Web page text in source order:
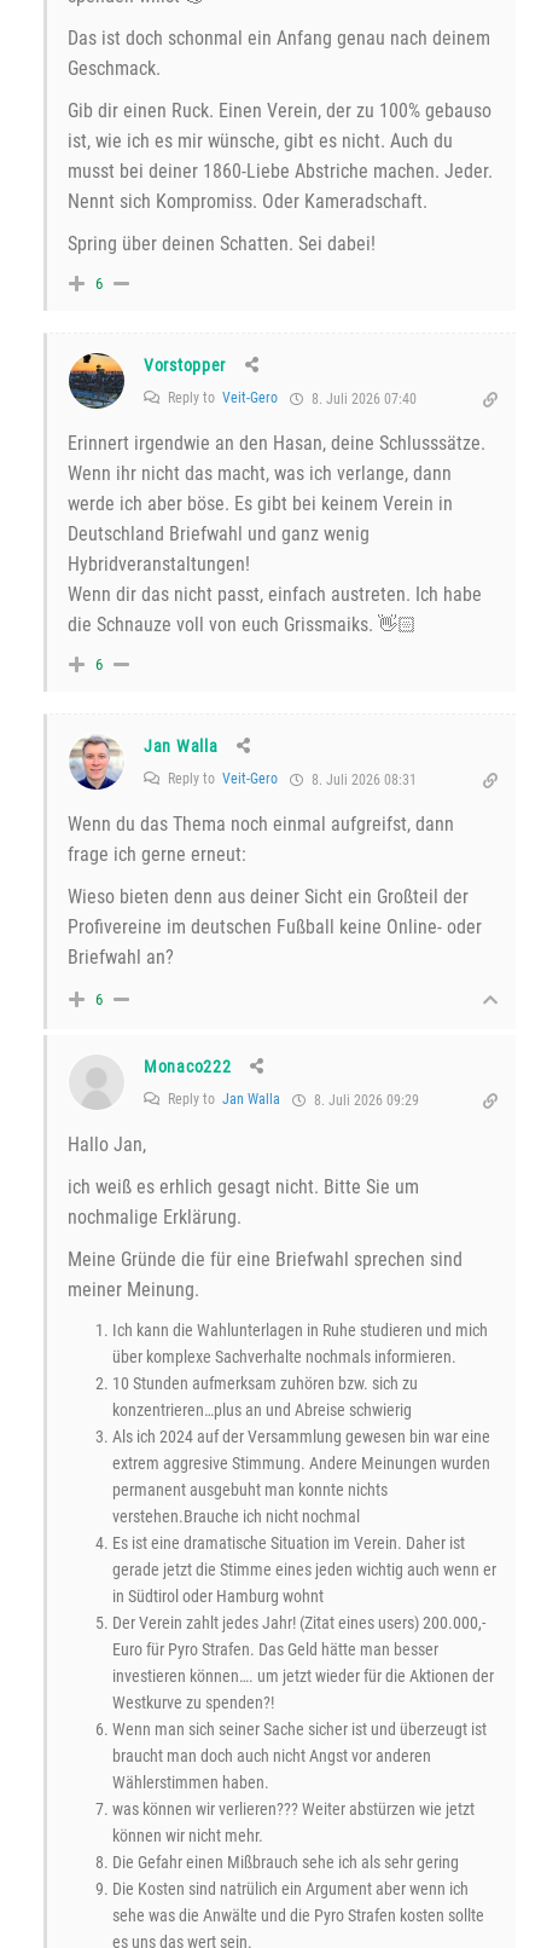
Das ist doch schonmal ein Anfang genau nach deinem
Geschmack.
Gib dir einen Ruck. Einen Verein, der zu 100% gebauso
ist, wie ich es mir wünsche, gibt es nicht. Auch du
musst bei deiner 1860-Liebe Abstriche machen. Jeder.
Nennt sich Kompromiss. Oder Kameradschaft.
Spring über deinen Schatten. Sei dabei!
6
Vorstopper
Reply to Veit-Gero 8. Juli 2026 07:40
Erinnert irgendwie an den Hasan, deine Schlusssätze.
Wenn ihr nicht das macht, was ich verlange, dann
werde ich aber böse. Es gibt bei keinem Verein in
Deutschland Briefwahl und ganz wenig
Hybridveranstaltungen!
Wenn dir das nicht passt, einfach austreten. Ich habe
die Schnauze voll von euch Grissmaiks. 👋🏻
6
Jan Walla
Reply to Veit-Gero 8. Juli 2026 08:31
Wenn du das Thema noch einmal aufgreifst, dann
frage ich gerne erneut:
Wieso bieten denn aus deiner Sicht ein Großteil der
Profivereine im deutschen Fußball keine Online- oder
Briefwahl an?
6
Monaco222
Reply to Jan Walla 8. Juli 2026 09:29
Hallo Jan,
ich weiß es erhlich gesagt nicht. Bitte Sie um
nochmalige Erklärung.
Meine Gründe die für eine Briefwahl sprechen sind
meiner Meinung.
Ich kann die Wahlunterlagen in Ruhe studieren und mich
über komplexe Sachverhalte nochmals informieren.
10 Stunden aufmerksam zuhören bzw. sich zu
konzentrieren…plus an und Abreise schwierig
Als ich 2024 auf der Versammlung gewesen bin war eine
extrem aggresive Stimmung. Andere Meinungen wurden
permanent ausgebuht man konnte nichts
verstehen.Brauche ich nicht nochmal
Es ist eine dramatische Situation im Verein. Daher ist
gerade jetzt die Stimme eines jeden wichtig auch wenn er
in Südtirol oder Hamburg wohnt
Der Verein zahlt jedes Jahr! (Zitat eines users) 200.000,-
Euro für Pyro Strafen. Das Geld hätte man besser
investieren können…. um jetzt wieder für die Aktionen der
Westkurve zu spenden?!
Wenn man sich seiner Sache sicher ist und überzeugt ist
braucht man doch auch nicht Angst vor anderen
Wählerstimmen haben.
was können wir verlieren??? Weiter abstürzen wie jetzt
können wir nicht mehr.
Die Gefahr einen Mißbrauch sehe ich als sehr gering
Die Kosten sind natrülich ein Argument aber wenn ich
sehe was die Anwälte und die Pyro Strafen kosten sollte
es uns das wert sein.